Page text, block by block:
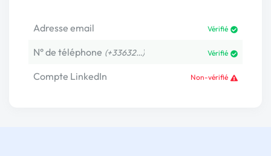
Adresse email Vérifié
N° de téléphone (+33632…) Vérifié
Compte LinkedIn Non-vérifié